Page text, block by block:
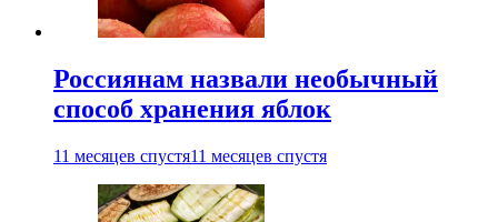
Россиянам назвали необычный
способ хранения яблок
11 месяцев спустя11 месяцев спустя